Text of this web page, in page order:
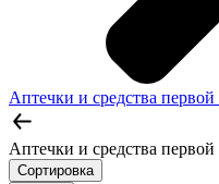
Аптечки и средства
Аптечки и средства
Сортировка